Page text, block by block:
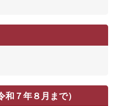
７年８月まで）